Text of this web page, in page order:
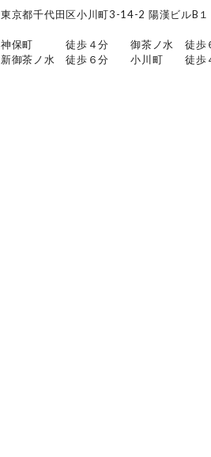
東京都千代田区小川町3-14-2 陽漢ビルB１
神保町 徒歩４分 御茶ノ水 徒歩
新御茶ノ水 徒歩６分 小川町 徒歩